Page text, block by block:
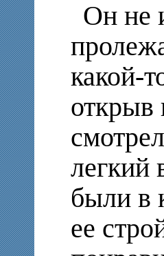
Он не
какой-
открыв
легкий
были в
ее